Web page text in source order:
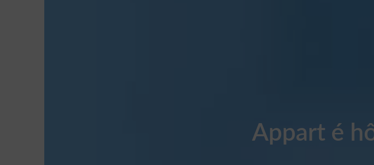
Appart é